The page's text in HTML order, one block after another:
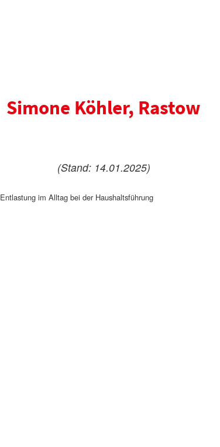
Simone Köhler, Rastow
(Stand: 14.01.2025)
Entlastung im Alltag bei der Haushaltsführung